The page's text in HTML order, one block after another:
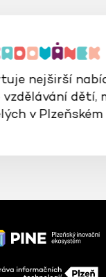
nejširší
vzdělávání dětí,
v